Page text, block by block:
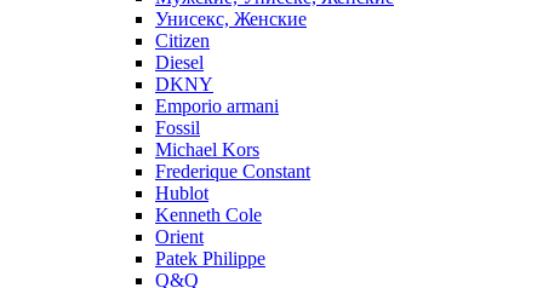
Унисекс, Женские
Citizen
Diesel
DKNY
Emporio armani
Fossil
Michael Kors
Frederique Constant
Hublot
Kenneth Cole
Orient
Patek Philippe
Q&Q